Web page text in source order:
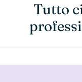
Tutto